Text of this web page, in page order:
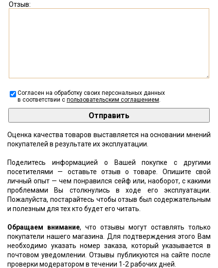
Отзыв:
Согласен на обработку своих персональных данных
в соответствии с пользовательским соглашением.
Оценка качества товаров выставляется на основании мнений
покупателей в результате их эксплуатации.
Поделитесь информацией о Вашей покупке с другими
посетителями — оставьте отзыв о товаре. Опишите свой
личный опыт — чем понравился сейф или, наоборот, с какими
проблемами Вы столкнулись в ходе его эксплуатации.
Пожалуйста, постарайтесь чтобы отзыв был содержательным
и полезным для тех кто будет его читать.
Обращаем внимание, что отзывы могут оставлять только
покупатели нашего магазина. Для подтверждения этого Вам
необходимо указать номер заказа, который указывается в
почтовом уведомлении. Отзывы публикуются на сайте после
проверки модератором в течении 1-2 рабочих дней.